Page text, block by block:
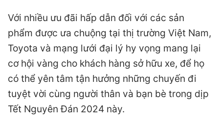
Với nhiều ưu đãi hấp dẫn đối với các sản
phẩm được ưa chuộng tại thị trường Việt Nam,
Toyota và mạng lưới đại lý hy vọng mang lại
cơ hội vàng cho khách hàng sở hữu xe, để họ
có thể yên tâm tận hưởng những chuyến đi
tuyệt vời cùng người thân và bạn bè trong dịp
Tết Nguyên Đán 2024 này.